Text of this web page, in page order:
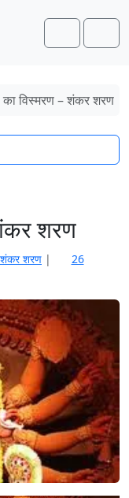
Search
का विस्मरण – शंकर शरण
शरण
शंकर शरण |
26